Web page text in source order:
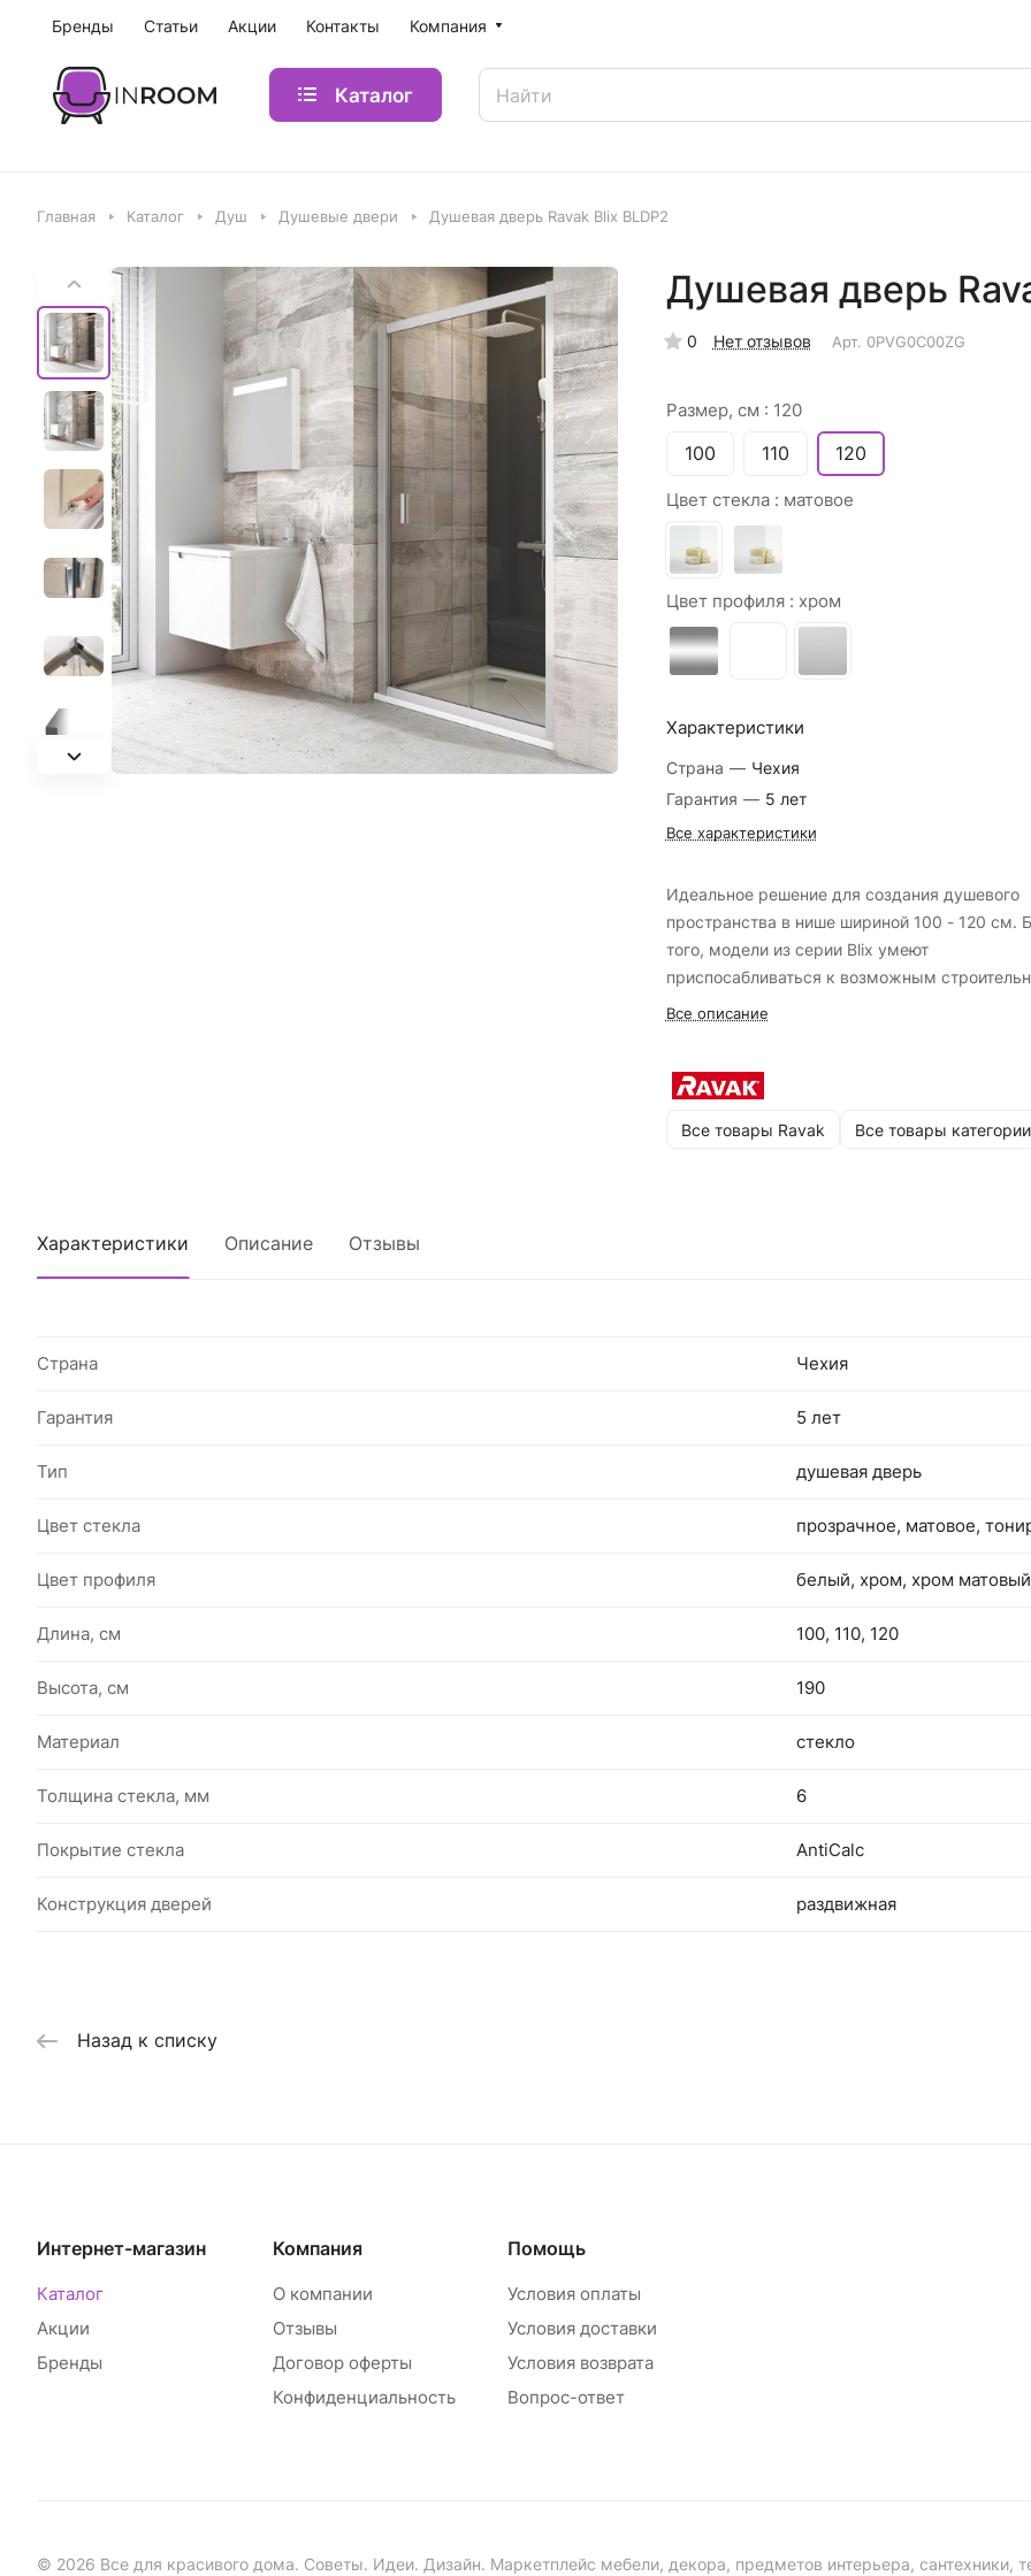
Бренды Статьи Акции Контакты Компания
Каталог
Главная Каталог Душ Душевые двери Душевая дверь Ravak Blix BLDP2
Душевая дверь
0 Нет отзывов Арт. 0PVG0C00ZG
Размер, см : 120
100 110 120
Цвет стекла : матовое
Цвет профиля : хром
Характеристики
Страна — Чехия
Гарантия — 5 лет
Все характеристики
Идеальное решение для создания душевого
пространства в нише шириной 100 - 120 см.
того, модели из серии Blix умеют
приспосабливаться к возможным
неровностям (до 4 см в обе стороны).
Все описание
Все товары Ravak Все товары категории
Характеристики Описание Отзывы
Страна Чехия
Гарантия 5 лет
Тип душевая дверь
Цвет стекла прозрачное, матовое,
Цвет профиля белый, хром, хром матовый
Длина, см 100, 110, 120
Высота, см 190
Материал стекло
Толщина стекла, мм 6
Покрытие стекла AntiCalc
Конструкция дверей раздвижная
Назад к списку
Интернет-магазин
Каталог
Акции
Бренды
Компания
О компании
Отзывы
Договор оферты
Конфиденциальность
Помощь
Условия оплаты
Условия доставки
Условия возврата
Вопрос-ответ
© 2026 Все для красивого дома. Советы. Идеи. Дизайн. Маркетплейс мебели, декора, предметов интерьера, сантехники,